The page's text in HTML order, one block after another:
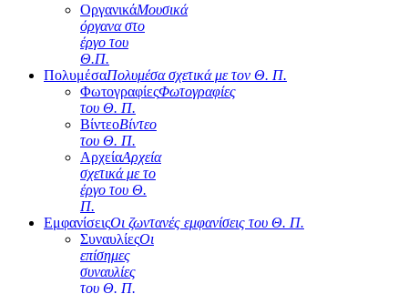
ΟργανικάΜουσικά
όργανα στο
έργο του
Θ.Π.
ΠολυμέσαΠολυμέσα σχετικά με τον Θ. Π.
ΦωτογραφίεςΦωτογραφίες
του Θ. Π.
ΒίντεοΒίντεο
του Θ. Π.
ΑρχείαΑρχεία
σχετικά με το
έργο του Θ.
Π.
ΕμφανίσειςΟι ζωντανές εμφανίσεις του Θ. Π.
ΣυναυλίεςΟι
επίσημες
συναυλίες
του Θ. Π.